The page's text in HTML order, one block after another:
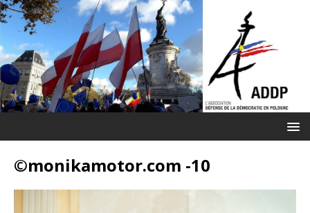
©monikamotor.com -10